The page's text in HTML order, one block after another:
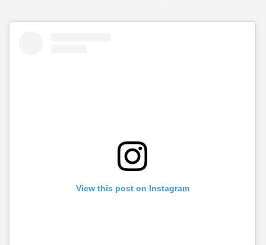
View this post on Instagram